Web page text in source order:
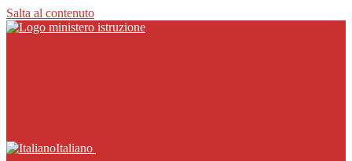
Salta al contenuto
Italiano